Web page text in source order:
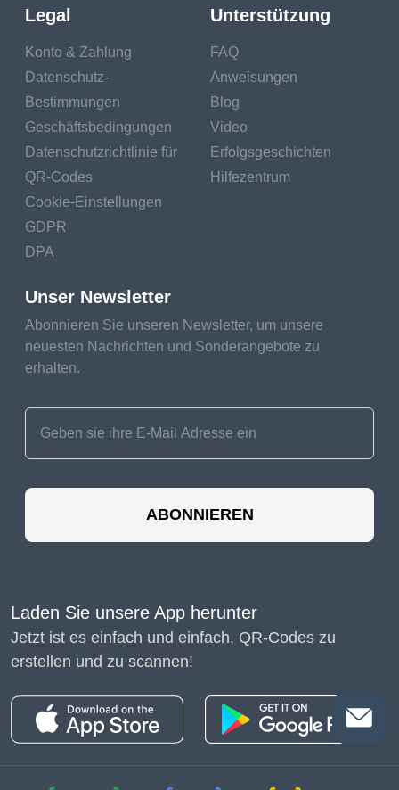
Legal
Konto & Zahlung
Datenschutz-
Bestimmungen
Geschäftsbedingungen
Datenschutzrichtlinie für
QR-Codes
Cookie-Einstellungen
GDPR
DPA
Unterstützung
FAQ
Anweisungen
Blog
Video
Erfolgsgeschichten
Hilfezentrum
Unser Newsletter
Abonnieren Sie unseren Newsletter, um unsere
neuesten Nachrichten und Sonderangebote zu
erhalten.
ABONNIEREN
Laden Sie unsere App herunter
Jetzt ist es einfach und einfach, QR-Codes zu
erstellen und zu scannen!